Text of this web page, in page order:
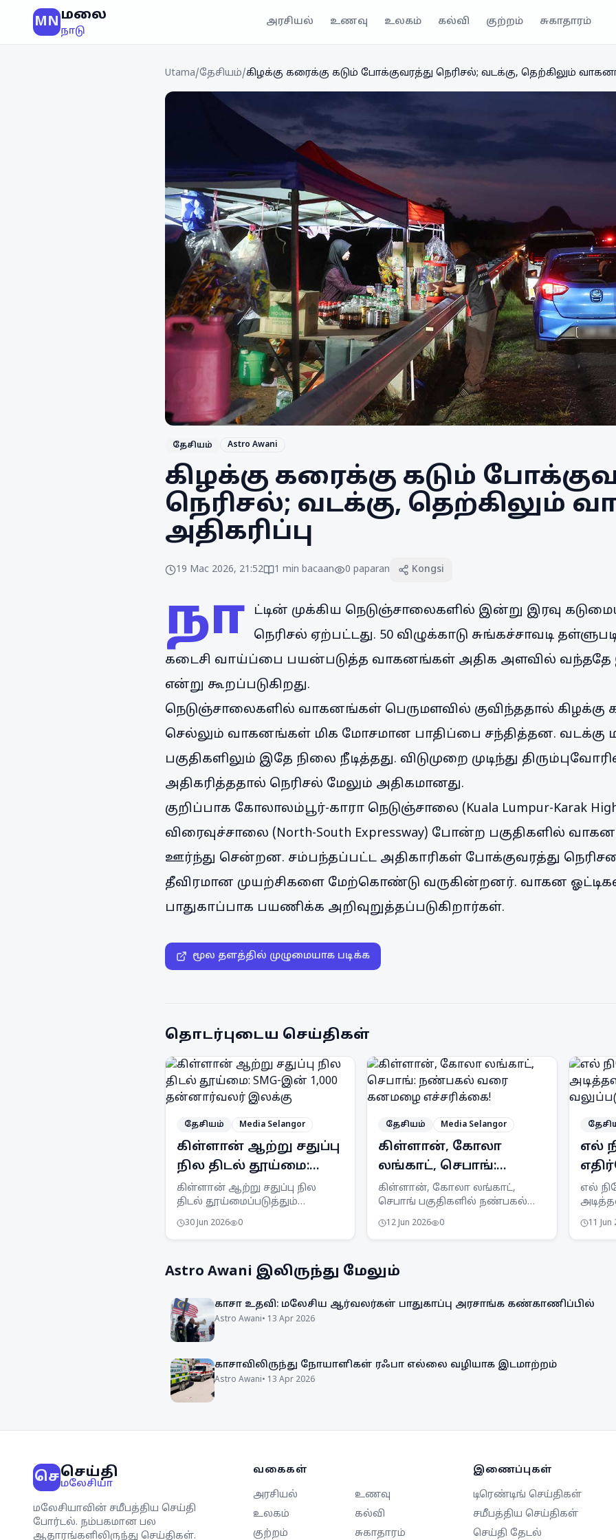
MN மலை
நாடு
அரசியல் உணவு உலகம் கல்வி குற்றம் சுகாதாரம்
Utama/தேசியம்/கிழக்கு கரைக்கு கடும் போக்குவரத்து நெரிசல்; வடக்கு, தெற்கிலும்
தேசியம் Astro Awani
கிழக்கு கரைக்கு கடும்
நெரிசல்; வடக்கு, தெற்கிலும்
அதிகரிப்பு
19 Mac 2026, 21:52 1 min bacaan 0 paparan Kongsi
நா
ட்டின் முக்கிய நெடுஞ்சாலைகளில் இன்று இரவு
நெரிசல் ஏற்பட்டது. 50 விழுக்காடு சுங்கச்சாவடி
கடைசி வாய்ப்பை பயன்படுத்த வாகனங்கள் அதிக அளவில் வந்ததே
என்று கூறப்படுகிறது.
நெடுஞ்சாலைகளில் வாகனங்கள் பெருமளவில் குவிந்ததால் கிழக்கு
செல்லும் வாகனங்கள் மிக மோசமான பாதிப்பை சந்தித்தன. வடக்கு
பகுதிகளிலும் இதே நிலை நீடித்தது. விடுமுறை முடிந்து
அதிகரித்ததால் நெரிசல் மேலும் அதிகமானது.
குறிப்பாக கோலாலம்பூர்-காரா நெடுஞ்சாலை (Kuala Lumpur-Karak
விரைவுச்சாலை (North-South Expressway) போன்ற பகுதிகளில்
ஊர்ந்து சென்றன. சம்பந்தப்பட்ட அதிகாரிகள் போக்குவரத்து
தீவிரமான முயற்சிகளை மேற்கொண்டு வருகின்றனர். வாகன
பாதுகாப்பாக பயணிக்க அறிவுறுத்தப்படுகிறார்கள்.
மூல தளத்தில் முழுமையாக படிக்க
தொடர்புடைய செய்திகள்
தேசியம் Media Selangor
கிள்ளான் ஆற்று சதுப்பு
நில திடல் தூய்மை:
SMG-இன் 1,000
தன்னார்வலர் இலக்கு
கிள்ளான் ஆற்று சதுப்பு நில
திடல் தூய்மைப்படுத்தும்
தன்னார்வலர்களை ஈடுபடுத்த
Selangor Maritime Gateway (SMG)
30 Jun 2026 0
தேசியம் Media Selangor
கிள்ளான், கோலா
லங்காட், செபாங்:
நண்பகல் வரை
கனமழை எச்சரிக்கை!
கிள்ளான், கோலா லங்காட்,
செபாங் பகுதிகளில் நண்பகல்
கூடிய பலத்த காற்று வீசக்கூடும்
என MetMalaysia எச்சரிக்கை
12 Jun 2026 0
எல்
எல்
MTEN
11 Jun
Astro Awani இலிருந்து மேலும்
காசா உதவி: மலேசிய ஆர்வலர்கள் பாதுகாப்பு அரசாங்க கண்காணிப்பில்
Astro Awani• 13 Apr 2026
காசாவிலிருந்து நோயாளிகள் ரஃபா எல்லை வழியாக இடமாற்றம்
Astro Awani• 13 Apr 2026
செசெய்தி
மலேசியா
மலேசியாவின் சமீபத்திய செய்தி
போர்டல். நம்பகமான பல
ஆதாரங்களிலிருந்து செய்திகள்.
வகைகள்
அரசியல்
உணவு
உலகம்
கல்வி
குற்றம்
சுகாதாரம்
இணைப்புகள்
டிரெண்டிங் செய்திகள்
சமீபத்திய செய்திகள்
செய்தி தேடல்